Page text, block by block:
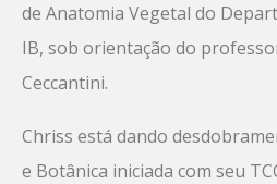
de Anatomia Vegetal do
IB, sob orientação do
Ceccantini.
Chriss está dando
e Botânica iniciada com seu